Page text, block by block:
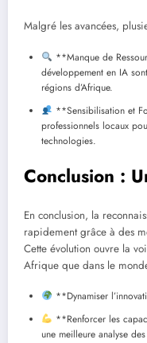
Malgré les avancées,
**Manque de
développement en IA
régions d’Afrique.
**Sensibilisation et
professionnels locaux
technologies.
Conclusion :
En conclusion, la
rapidement grâce à des
Cette évolution ouvre la
Afrique que dans le
**Dynamiser
**Renforcer les
une meilleure analyse